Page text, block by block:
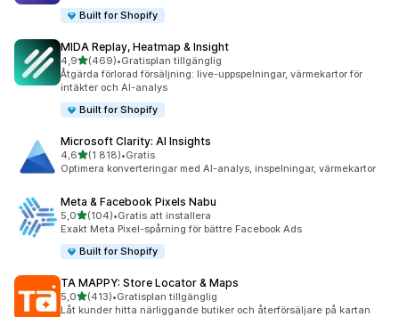
Built for Shopify
MIDA Replay, Heatmap & Insight
4,9av 5 stjärnor
(469)
469 recensioner totalt
•Gratisplan tillgänglig
Åtgärda förlorad försäljning: live-uppspelningar, värmekartor för
intäkter och AI-analys
Built for Shopify
Microsoft Clarity: AI Insights
4,6av 5 stjärnor
(1 818)
1818 recensioner totalt
•Gratis
Optimera konverteringar med AI-analys, inspelningar, värmekartor
Meta & Facebook Pixels Nabu
5,0av 5 stjärnor
(104)
104 recensioner totalt
•Gratis att installera
Exakt Meta Pixel-spårning för bättre Facebook Ads
Built for Shopify
TA MAPPY: Store Locator & Maps
5,0av 5 stjärnor
(413)
413 recensioner totalt
•Gratisplan tillgänglig
Låt kunder hitta närliggande butiker och återförsäljare på kartan